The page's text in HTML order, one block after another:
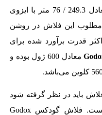
GN یا عدد راهنمای این فلاش معادل 249.3 / 76 متر با ایزوی
مطلوب این فلاش در روشن
قدرت برآورد شده برای
معادل 600 ژول بوده و
باید در نظر گرفته شود
مدت زمان شارژ مجدد فلاش است. فلاش گودکس Godox